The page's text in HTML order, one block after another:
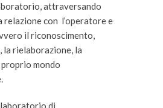
attraversando
relazione con l’operatore e
il riconoscimento,
la rielaborazione, la
mondo
di